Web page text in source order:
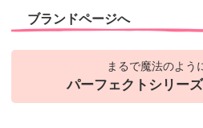
ブランドページへ
まるで魔法のよう
パーフェクトシリー